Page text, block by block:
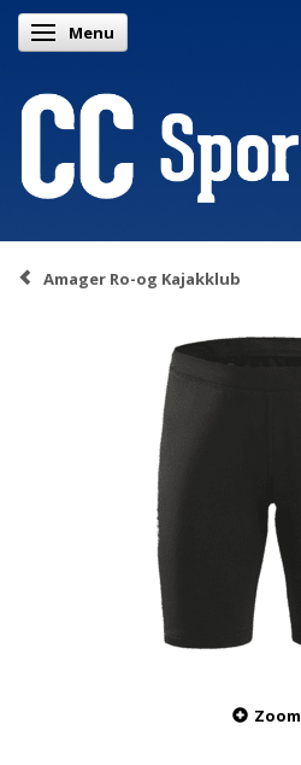
Skifte navigation
Menu
Amager Ro-og Kajakklub
Zoom